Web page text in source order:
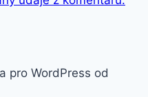
pro WordPress od